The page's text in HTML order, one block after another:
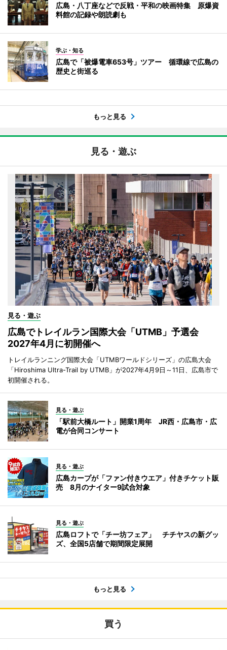
広島・八丁座などで反戦・平和の映画特集 原爆資
料館の記録や朗読劇も
学ぶ・知る
広島で「被爆電車653号」ツアー 循環線で広島の
歴史と街巡る
もっと見る
見る・遊ぶ
見る・遊ぶ
広島でトレイルラン国際大会「UTMB」予選会
2027年4月に初開催へ
トレイルランニング国際大会「UTMBワールドシリーズ」の広島大会
「Hiroshima Ultra-Trail by UTMB」が2027年4月9日～11日、広島市で
初開催される。
見る・遊ぶ
「駅前大橋ルート」開業1周年 JR西・広島市・広
電が合同コンサート
見る・遊ぶ
広島カープが「ファン付きウエア」付きチケット販
売 8月のナイター9試合対象
見る・遊ぶ
広島ロフトで「チー坊フェア」 チチヤスの新グッ
ズ、全国5店舗で期間限定展開
もっと見る
買う